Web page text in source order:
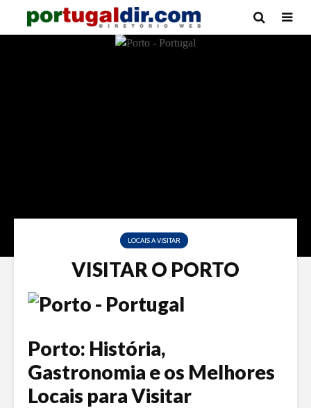
LOCAIS A VISITAR
VISITAR O PORTO
Porto: História,
Gastronomia e os Melhores
Locais para Visitar